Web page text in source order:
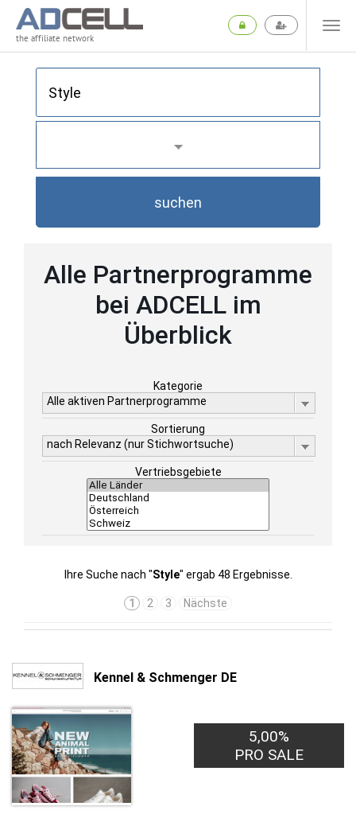
the affiliate network
suchen
Alle Partnerprogramme
bei ADCELL im
Überblick
Kategorie
Alle aktiven Partnerprogramme
Sortierung
nach Relevanz (nur Stichwortsuche)
Vertriebsgebiete
Ihre Suche nach "Style" ergab 48 Ergebnisse.
1 2 3 Nächste
Kennel & Schmenger DE
5,00%
PRO SALE